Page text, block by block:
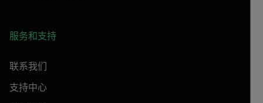
服务和支持
联系我们
支持中心